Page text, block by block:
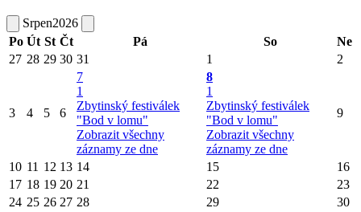
Srpen2026
Po Út St Čt Pá So
Ne
27 28 29 30 31 1 2
3 4 5 6
7
1
Zbytinský festiválek
"Bod v lomu"
Zobrazit všechny
záznamy ze dne
8
1
Zbytinský festiválek
"Bod v lomu"
Zobrazit všechny
záznamy ze dne
9
10 11 12 13 14 15
16
17 18 19 20 21 22
23
24 25 26 27 28 29 30